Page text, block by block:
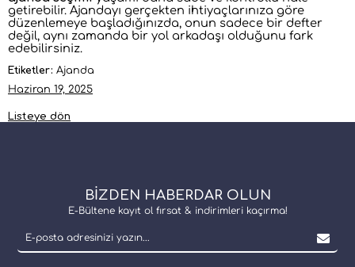
getirebilir. Ajandayı gerçekten ihtiyaçlarınıza göre
düzenlemeye başladığınızda, onun sadece bir defter
değil, aynı zamanda bir yol arkadaşı olduğunu fark
edebilirsiniz.
Etiketler: Ajanda
Haziran 19, 2025
Listeye dön
BİZDEN HABERDAR OLUN
E-Bültene kayıt ol fırsat & indirimleri kaçırma!